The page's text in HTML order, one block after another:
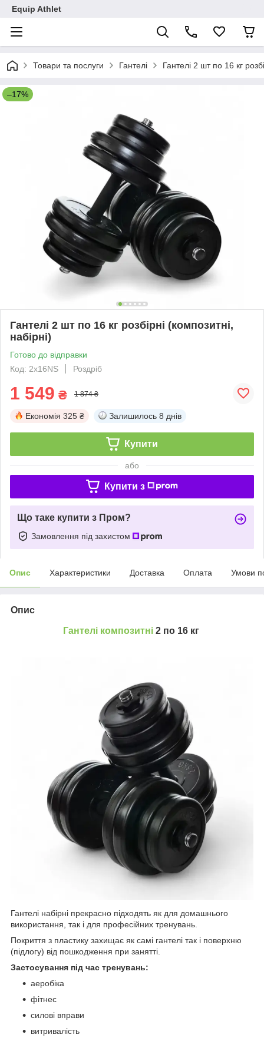
Equip Athlet
Товари та послуги Гантелі Гантелі 2 шт по 16 кг
–17%
Гантелі 2 шт по 16 кг розбірні (композитні,
набірні)
Готово до відправки
Код: 2x16NS
Роздріб
1 549 ₴ 1 874 ₴
Економія 325 ₴ Залишилось 8 днів
Купити
або
Купити з
Що таке купити з Пром?
Замовлення під захистом
Опис Характеристики Доставка Оплата Умови
Опис
Гантелі композитні2 по 16 кг
Гантелі набірні прекрасно підходять як для домашнього
використання, так і для професійних тренувань.
Покриття з пластику захищає як самі гантелі так і поверхню
(підлогу) від пошкодження при занятті.
Застосування під час тренувань:
аеробіка
фітнес
силові вправи
витривалість